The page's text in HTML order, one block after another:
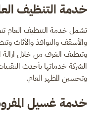
خدمة التنظيف
تشمل خدمة التنظيف العام
والأسقف والنوافذ والأثاث
وتنظيف الغرف من خلال
الشركة خدماتها بأحدث
وتحسين المظهر العام.
خدمة غسيل